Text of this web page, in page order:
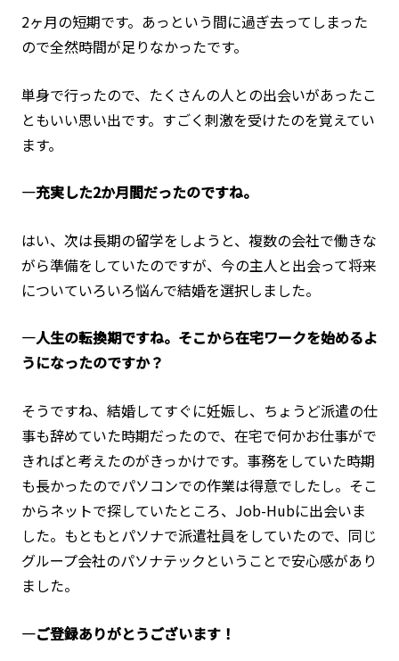
2ヶ月の短期です。あっという間に過ぎ去ってしまった
ので全然時間が足りなかったです。
単身で行ったので、たくさんの人との出会いがあったこ
ともいい思い出です。すごく刺激を受けたのを覚えてい
ます。
―充実した2か月間だったのですね。
はい、次は長期の留学をしようと、複数の会社で働きな
がら準備をしていたのですが、今の主人と出会って将来
についていろいろ悩んで結婚を選択しました。
―人生の転換期ですね。そこから在宅ワークを始めるよ
うになったのですか？
そうですね、結婚してすぐに妊娠し、ちょうど派遣の仕
事も辞めていた時期だったので、在宅で何かお仕事がで
きればと考えたのがきっかけです。事務をしていた時期
も長かったのでパソコンでの作業は得意でしたし。そこ
からネットで探していたところ、Job-Hubに出会いま
した。もともとパソナで派遣社員をしていたので、同じ
グループ会社のパソナテックということで安心感があり
ました。
―ご登録ありがとうございます！